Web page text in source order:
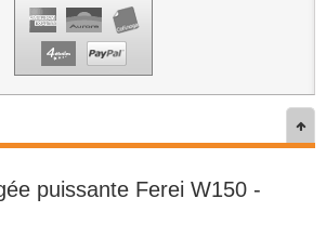
puissante Ferei W150 -